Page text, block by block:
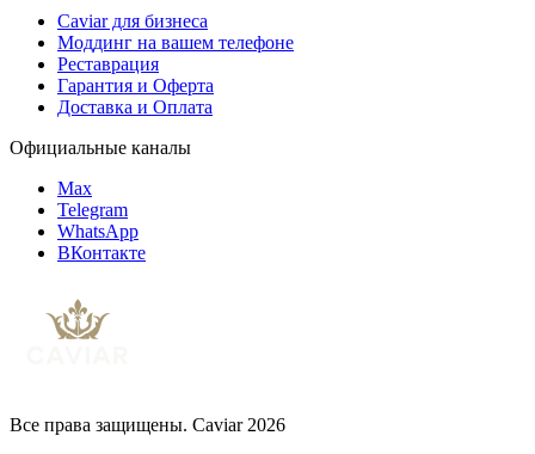
Caviar для бизнеса
Моддинг на вашем телефоне
Реставрация
Гарантия и Оферта
Доставка и Оплата
Официальные каналы
Max
Telegram
WhatsApp
ВКонтакте
Все права защищены. Caviar 2026